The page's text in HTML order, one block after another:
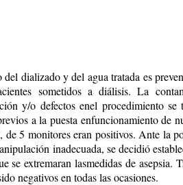
dializado y del agua tratada es
sometidos a diálisis. La
y/o defectos enel procedimiento se
a la puesta enfuncionamiento de
de 5 monitores eran positivos. Ante la
inadecuada, se decidió
se extremaran lasmedidas de asepsia.
negativos en todas las ocasiones.